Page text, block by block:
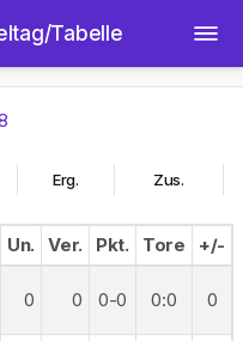
Tabelle
Erg. Zus.
Un. Ver. Pkt. Tore +/-
0 0 0-0 0:0 0